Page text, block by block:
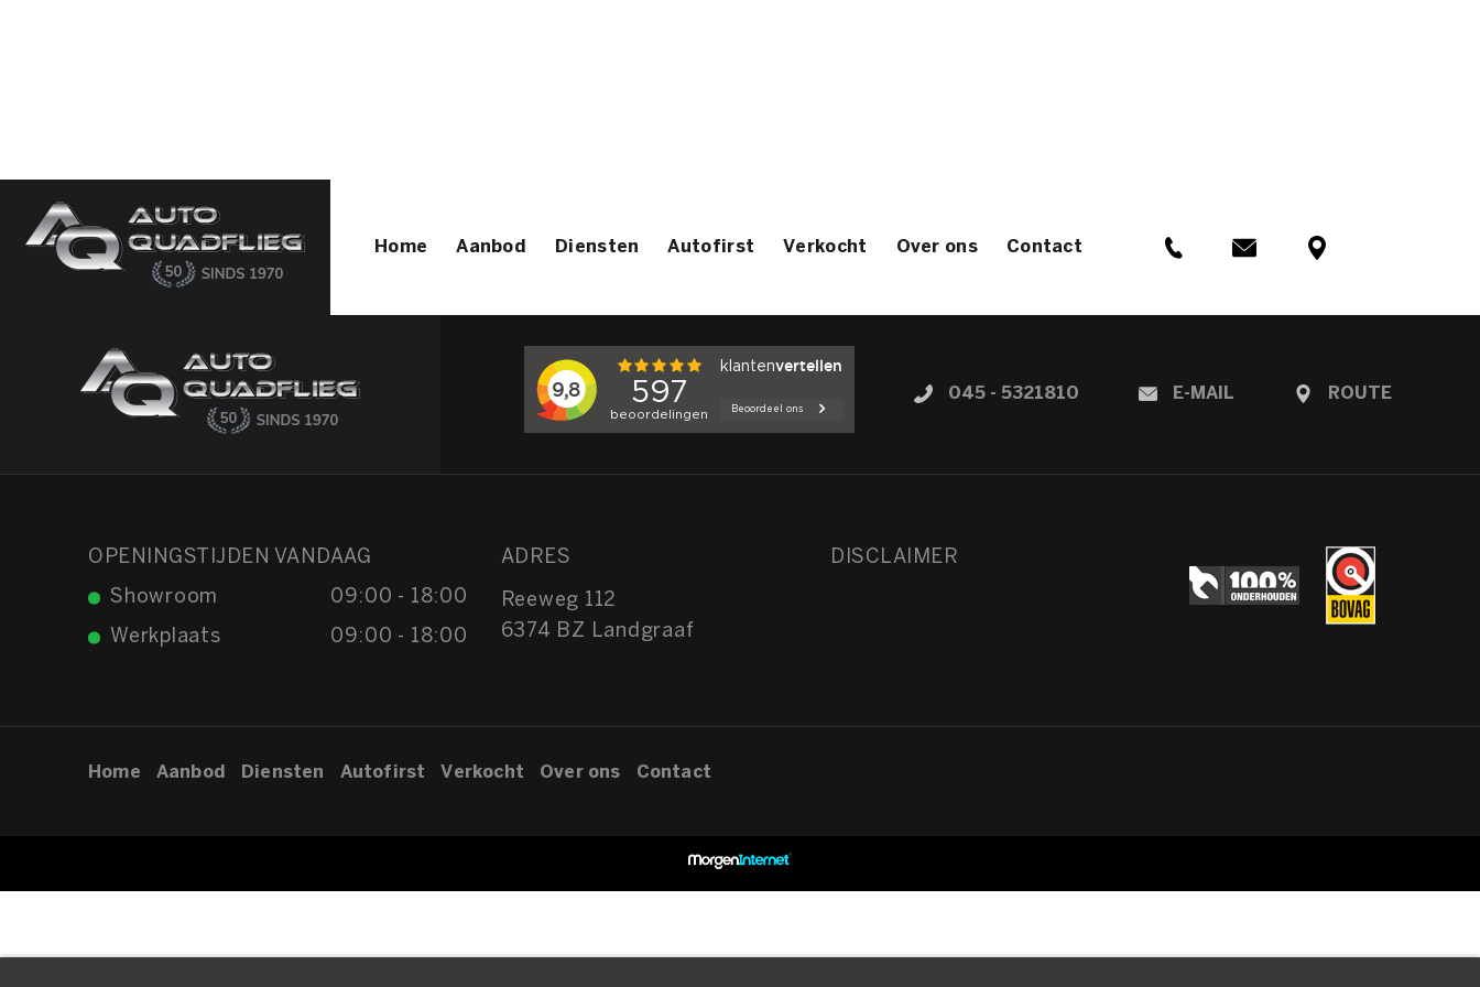
Home Aanbod Diensten Autofirst Verkocht Over ons Contact
045 - 5321810 E-MAIL ROUTE
OPENINGSTIJDEN VANDAAG
Showroom 09:00 - 18:00
Werkplaats 09:00 - 18:00
ADRES
Reeweg 112
6374 BZ Landgraaf
DISCLAIMER
Home Aanbod Diensten Autofirst Verkocht Over ons Contact